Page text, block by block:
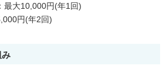
最大10,000円(年1回)
円(年2回)
み